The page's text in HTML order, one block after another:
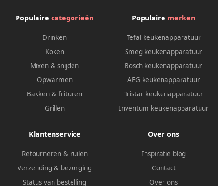
Populaire categorieën
Drinken
Koken
Mixen & snijden
Opwarmen
Bakken & frituren
Grillen
Populaire merken
Tefal keukenapparatuur
Smeg keukenapparatuur
Bosch keukenapparatuur
AEG keukenapparatuur
Tristar keukenapparatuur
Inventum keukenapparatuur
Klantenservice
Retourneren & ruilen
Verzending & bezorging
Status van bestelling
Over ons
Inspiratie blog
Contact
Over ons